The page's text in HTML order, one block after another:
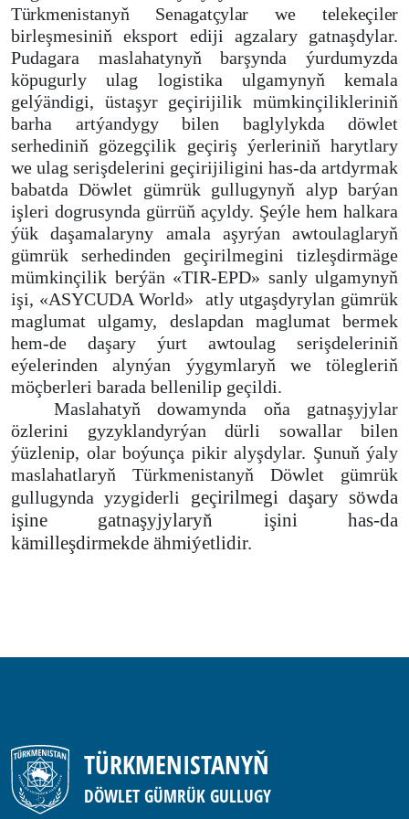
Türkmenistanyň Senagatçylar we telekeçiler
birleşmesiniň eksport ediji agzalary gatnaşdylar.
Pudagara maslahatynyň barşynda ýurdumyzda
köpugurly ulag logistika ulgamynyň kemala
gelýändigi, üstaşyr geçirijilik mümkinçilikleriniň
barha artýandygy bilen baglylykda döwlet
serhediniň gözegçilik geçiriş ýerleriniň harytlary
we ulag serişdelerini geçirijiligini has-da artdyrmak
babatda Döwlet gümrük gullugynyň alyp barýan
işleri dogrusynda gürrüň açyldy. Şeýle hem halkara
ýük daşamalaryny amala aşyrýan awtoulaglaryň
gümrük serhedinden geçirilmegini tizleşdirmäge
mümkinçilik berýän «TIR-EPD» sanly ulgamynyň
işi, «ASYCUDA World»
atly utgaşdyrylan gümrük
maglumat ulgamy, deslapdan maglumat bermek
hem-de daşary ýurt awtoulag serişdeleriniň
eýelerinden alynýan ýygymlaryň we tölegleriň
möçberleri barada bellenilip geçildi.
Maslahatyň dowamynda oňa gatnaşyjylar
özlerini gyzyklandyrýan dürli sowallar bilen
ýüzlenip, olar boýunça pikir alyşdylar. Şunuň ýaly
maslahatlaryň Türkmenistanyň Döwlet gümrük
gullugynda yzygiderli geçirilmegi daşary söwda
işine gatnaşyjylaryň işini has-da
kämilleşdirmekde ähmiýetlidir.
TÜRKMENISTANYŇ
DÖWLET GÜMRÜK GULLUGY